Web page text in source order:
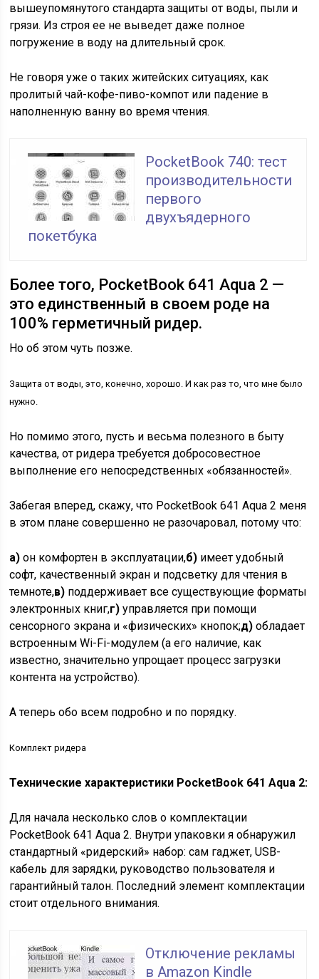
вышеупомянутого стандарта защиты от воды, пыли и
грязи. Из строя ее не выведет даже полное
погружение в воду на длительный срок.
Не говоря уже о таких житейских ситуациях, как
пролитый чай-кофе-пиво-компот или падение в
наполненную ванну во время чтения.
PocketBook 740: тест
производительности
первого
двухъядерного
покетбука
Более того, PocketBook 641 Aqua 2 —
это единственный в своем роде на
100% герметичный ридер.
Но об этом чуть позже.
Защита от воды, это, конечно, хорошо. И как раз то, что мне было
нужно.
Но помимо этого, пусть и весьма полезного в быту
качества, от ридера требуется добросовестное
выполнение его непосредственных «обязанностей».
Забегая вперед, скажу, что PocketBook 641 Aqua 2 меня
в этом плане совершенно не разочаровал, потому что:
а) он комфортен в эксплуатации,б) имеет удобный
софт, качественный экран и подсветку для чтения в
темноте,в) поддерживает все существующие форматы
электронных книг,г) управляется при помощи
сенсорного экрана и «физических» кнопок;д) обладает
встроенным Wi-Fi-модулем (а его наличие, как
известно, значительно упрощает процесс загрузки
контента на устройство).
А теперь обо всем подробно и по порядку.
Комплект ридера
Технические характеристики PocketBook 641 Aqua 2:
Для начала несколько слов о комплектации
PocketBook 641 Aqua 2. Внутри упаковки я обнаружил
стандартный «ридерский» набор: сам гаджет, USB-
кабель для зарядки, руководство пользователя и
гарантийный талон. Последний элемент комплектации
стоит отдельного внимания.
Отключение рекламы
в Amazon Kindle